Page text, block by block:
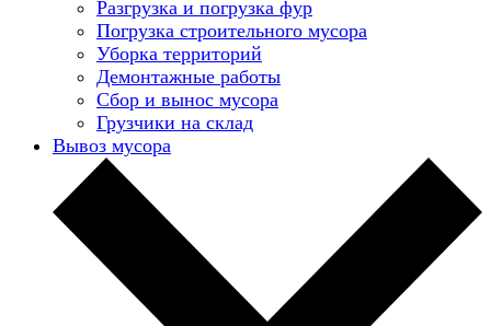
Разгрузка и погрузка фур
Погрузка строительного мусора
Уборка территорий
Демонтажные работы
Сбор и вынос мусора
Грузчики на склад
Вывоз мусора